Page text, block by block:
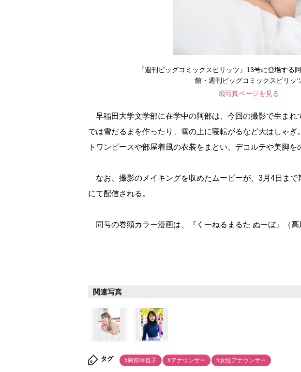
『週刊ビッグコミックスピリッツ』13号に登場する
館・週刊ビッグコミックスピリッ
写真ページを見る
早稲田大学文学部に在学中の阿部は、今回の撮影で生まれ
では雪だるまを作ったり、雪の上に寝転がるなど大はしゃぎ
トワンピースや部屋着風の衣装をまとい、デコルテや美脚を
なお、撮影のメイキングを収めたムービーが、3月4日まで
にて配信される。
同号の巻頭カラー漫画は、『くーねるまるた ぬーぼ』（高
関連写真
タグ #阿部華也子 #アナウンサー #女性アナウンサー